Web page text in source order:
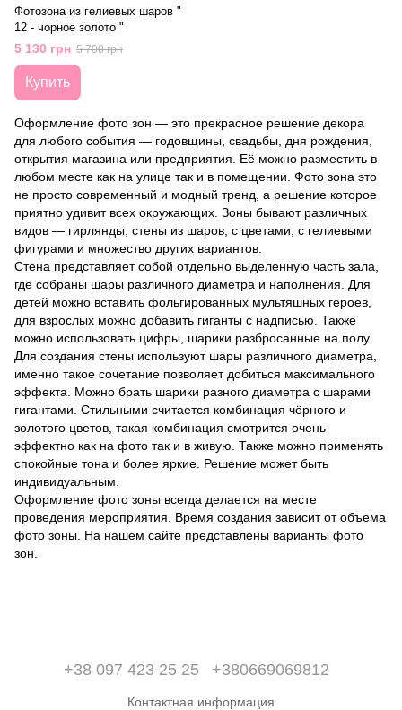
Фотозона из гелиевых шаров "
12 - чорное золото "
5 130 грн 5 700 грн
Купить
Оформление фото зон — это прекрасное решение декора
для любого события — годовщины, свадьбы, дня рождения,
открытия магазина или предприятия. Её можно разместить в
любом месте как на улице так и в помещении. Фото зона это
не просто современный и модный тренд, а решение которое
приятно удивит всех окружающих. Зоны бывают различных
видов — гирлянды, стены из шаров, с цветами, с гелиевыми
фигурами и множество других вариантов.
Стена представляет собой отдельно выделенную часть зала,
где собраны шары различного диаметра и наполнения. Для
детей можно вставить фольгированных мультяшных героев,
для взрослых можно добавить гиганты с надписью. Также
можно использовать цифры, шарики разбросанные на полу.
Для создания стены используют шары различного диаметра,
именно такое сочетание позволяет добиться максимального
эффекта. Можно брать шарики разного диаметра с шарами
гигантами. Стильными считается комбинация чёрного и
золотого цветов, такая комбинация смотрится очень
эффектно как на фото так и в живую. Также можно применять
спокойные тона и более яркие. Решение может быть
индивидуальным.
Оформление фото зоны всегда делается на месте
проведения мероприятия. Время создания зависит от объема
фото зоны. На нашем сайте представлены варианты фото
зон.
+38 097 423 25 25 +380669069812
Контактная информация